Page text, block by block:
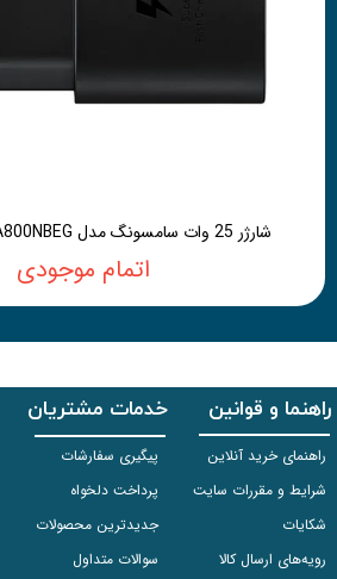
شارژر 25 وات سامسونگ مدل EP-TA800NBEG (کپی A)
اتمام موجودی
راهنما و قوانین
راهنمای خرید آنلاین
شرایط و مقررات سایت
شکایات
رویه‌های ارسال کالا
خدمات مشتریان
پیگیری سفارشات
پرداخت دلخواه
جدیدترین محصولات
سوالات متداول